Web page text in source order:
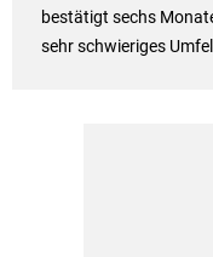
bestätigt sechs
sehr schwieriges